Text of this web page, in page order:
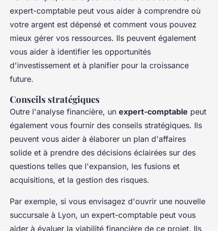
expert-comptable peut vous aider à comprendre où
votre argent est dépensé et comment vous pouvez
mieux gérer vos ressources. Ils peuvent également
vous aider à identifier les opportunités
d'investissement et à planifier pour la croissance
future.
Conseils stratégiques
Outre l'analyse financière, un expert-comptable peut
également vous fournir des conseils stratégiques. Ils
peuvent vous aider à élaborer un plan d'affaires
solide et à prendre des décisions éclairées sur des
questions telles que l'expansion, les fusions et
acquisitions, et la gestion des risques.
Par exemple, si vous envisagez d'ouvrir une nouvelle
succursale à Lyon, un expert-comptable peut vous
aider à évaluer la viabilité financière de ce projet. Ils